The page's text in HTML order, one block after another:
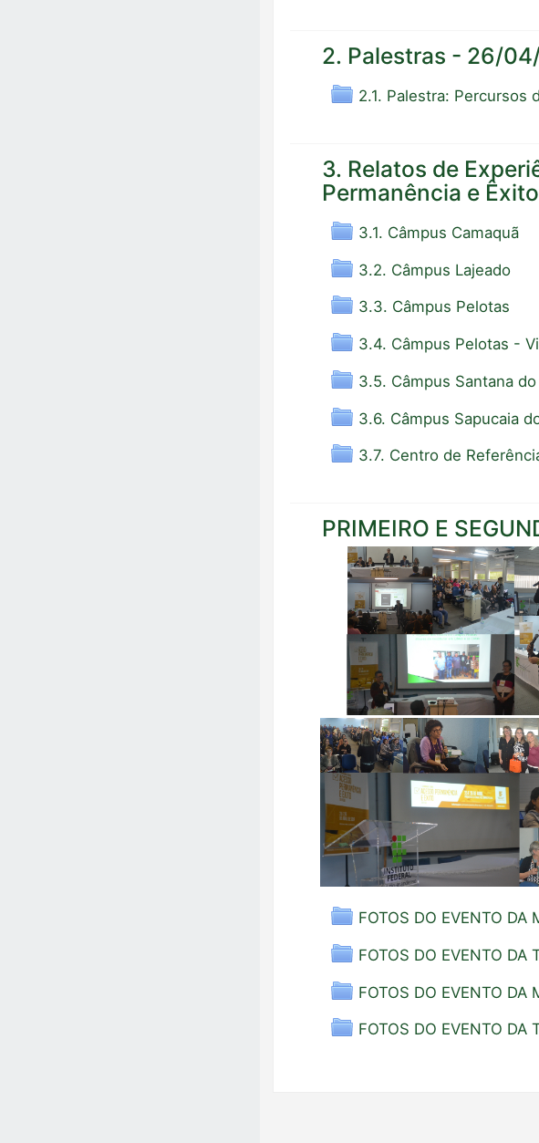
2. Palestras - 26/
2.1. Palestra: Percursos
3. Relatos de
Permanência e
3.1. Câmpus Camaquã
3.2. Câmpus Lajeado
3.3. Câmpus Pelotas
3.4. Câmpus Pelotas -
3.5. Câmpus Santana
3.6. Câmpus Sapucaia
3.7. Centro de
PRIMEIRO E
FOTOS DO EVENTO
FOTOS DO EVENTO
FOTOS DO EVENTO
FOTOS DO EVENTO